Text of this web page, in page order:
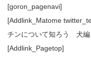
[goron_pagenavi]
[Addlink_Matome
チンについて知ろう 犬編
[Addlink_Pagetop]